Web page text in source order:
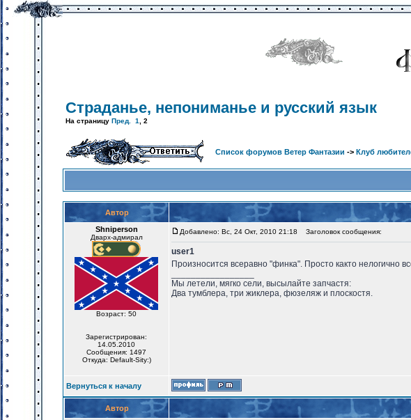
Страданье, непониманье и русский язык
На страницу Пред. 1 2
Список форумов Ветер Фантазии -> Клуб
Автор
Shniperson
Дварх-адмирал
Возраст: 50
Зарегистрирован:
14.05.2010
Сообщения: 1497
Откуда: Default-Sity:)
Добавлено: Вс, 24 Окт, 2010 21:18 Заголовок сообщения:
user1
Произносится всеравно "финка". Просто както нелогично
Мы летели, мягко сели, высылайте запчастя:
Два тумблера, три жиклера, фюзеляж и плоскостя.
Вернуться к началу
Автор